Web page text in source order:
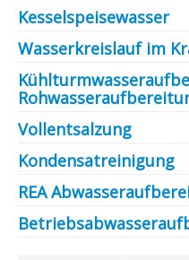
Kesselspeisewasser
Wasserkreislauf im
Vollentsalzung
Kondensatreinigung
REA